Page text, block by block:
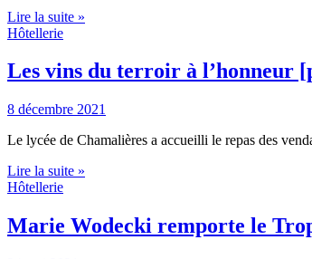
Lire la suite »
Hôtellerie
Les vins du terroir à l’honneur
8 décembre 2021
Le lycée de Chamalières a accueilli le repas des
Lire la suite »
Hôtellerie
Marie Wodecki remporte le